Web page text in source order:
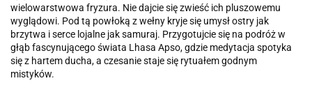
wielowarstwowa fryzura. Nie dajcie się zwieść ich pluszowemu
wyglądowi. Pod tą powłoką z wełny kryje się umysł ostry jak
brzytwa i serce lojalne jak samuraj. Przygotujcie się na podróż w
głąb fascynującego świata Lhasa Apso, gdzie medytacja spotyka
się z hartem ducha, a czesanie staje się rytuałem godnym
mistyków.